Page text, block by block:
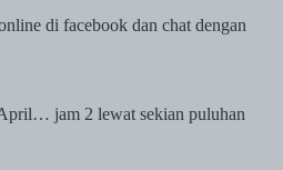
di facebook dan chat dengan
jam 2 lewat sekian puluhan